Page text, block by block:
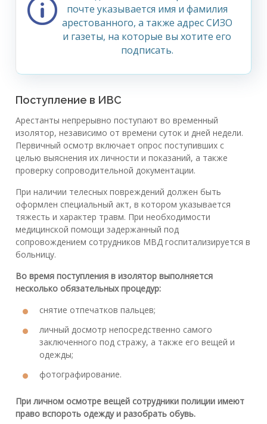
почте указывается имя и фамилия
арестованного, а также адрес СИЗО
и газеты, на которые вы хотите его
подписать.
Поступление в ИВС
Арестанты непрерывно поступают во временный
изолятор, независимо от времени суток и дней недели.
Первичный осмотр включает опрос поступивших с
целью выяснения их личности и показаний, а также
проверку сопроводительной документации.
При наличии телесных повреждений должен быть
оформлен специальный акт, в котором указывается
тяжесть и характер травм. При необходимости
медицинской помощи задержанный под
сопровождением сотрудников МВД госпитализируется в
больницу.
Во время поступления в изолятор выполняется
несколько обязательных процедур:
снятие отпечатков пальцев;
личный досмотр непосредственно самого
заключенного под стражу, а также его вещей и
одежды;
фотографирование.
При личном осмотре вещей сотрудники полиции имеют
право вспороть одежду и разобрать обувь.